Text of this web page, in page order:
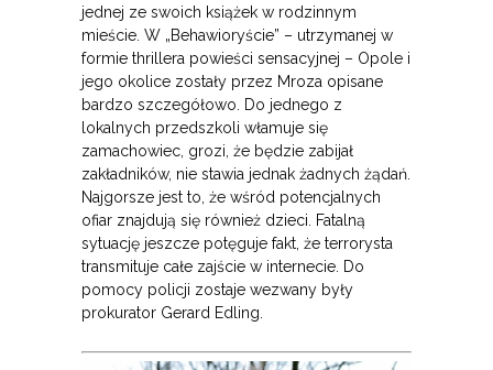
jednej ze swoich książek w rodzinnym
mieście. W „Behawioryście” – utrzymanej w
formie thrillera powieści sensacyjnej – Opole i
jego okolice zostały przez Mroza opisane
bardzo szczegółowo. Do jednego z
lokalnych przedszkoli włamuje się
zamachowiec, grozi, że będzie zabijał
zakładników, nie stawia jednak żadnych żądań.
Najgorsze jest to, że wśród potencjalnych
ofiar znajdują się również dzieci. Fatalną
sytuację jeszcze potęguje fakt, że terrorysta
transmituje całe zajście w internecie. Do
pomocy policji zostaje wezwany były
prokurator Gerard Edling.